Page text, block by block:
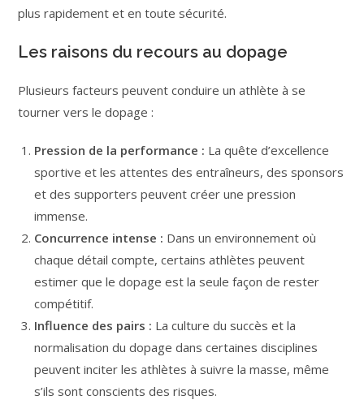
plus rapidement et en toute sécurité.
Les raisons du recours au dopage
Plusieurs facteurs peuvent conduire un athlète à se
tourner vers le dopage :
Pression de la performance : La quête d’excellence
sportive et les attentes des entraîneurs, des sponsors
et des supporters peuvent créer une pression
immense.
Concurrence intense : Dans un environnement où
chaque détail compte, certains athlètes peuvent
estimer que le dopage est la seule façon de rester
compétitif.
Influence des pairs : La culture du succès et la
normalisation du dopage dans certaines disciplines
peuvent inciter les athlètes à suivre la masse, même
s’ils sont conscients des risques.